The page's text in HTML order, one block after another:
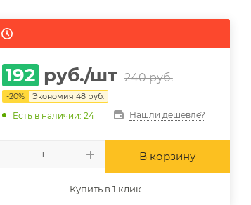
192 руб./шт 240руб.
-20% Экономия 48руб.
Есть в наличии: 24 Нашли дешевле?
В корзину
Купить в 1 клик